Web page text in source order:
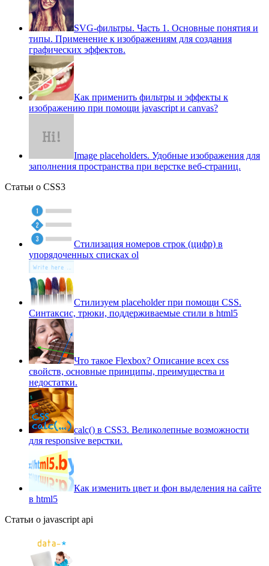
SVG-фильтры. Часть 1. Основные понятия и
типы. Применение к изображениям для создания
графических эффектов.
Как применить фильтры и эффекты к
изображению при помощи javascript и canvas?
Image placeholders. Удобные изображения для
заполнения пространства при верстке веб-страниц.
Статьи о CSS3
Стилизация номеров строк (цифр) в
упорядоченных списках ol
Стилизуем placeholder при помощи CSS.
Синтаксис, трюки, поддерживаемые стили в html5
Что такое Flexbox? Описание всех css
свойств, основные принципы, преимущества и
недостатки.
сalc() в CSS3. Великолепные возможности
для responsive верстки.
Как изменить цвет и фон выделения на сайте
в html5
Статьи о javascript api